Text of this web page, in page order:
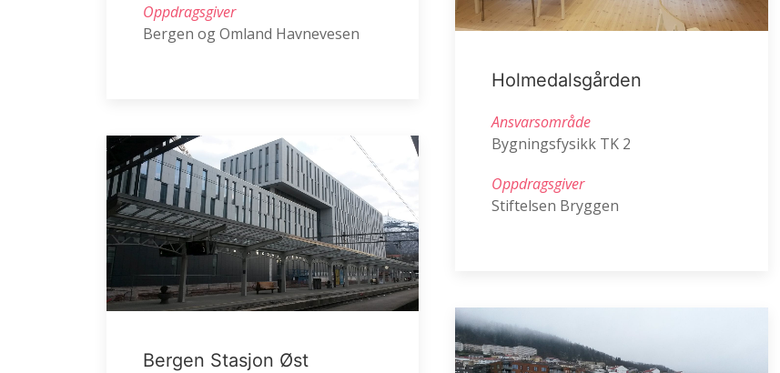
Oppdragsgiver
Bergen og Omland Havnevesen
Holmedalsgården
Ansvarsområde
Bygningsfysikk TK 2
Oppdragsgiver
Stiftelsen Bryggen
Bergen Stasjon Øst